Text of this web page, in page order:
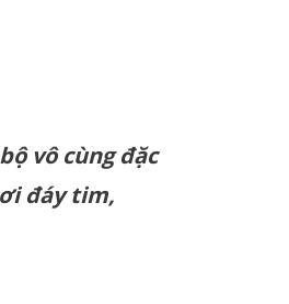
bộ vô cùng đặc
đáy tim,